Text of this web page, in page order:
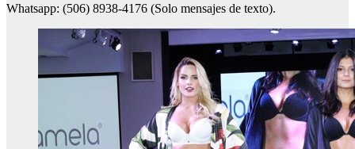
Whatsapp: (506) 8938-4176 (Solo mensajes de texto).